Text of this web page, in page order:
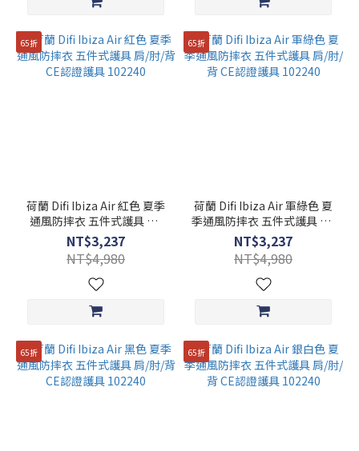
65折
荷蘭 Difi Ibiza Air 紅色 夏季
通風防摔衣 五件式護具 肩/
肘/背 CE認證護具 102240
NT$3,237
NT$4,980
65折
荷蘭 Difi Ibiza Air 軍綠色 夏
季通風防摔衣 五件式護具 肩/
肘/背 CE認證護具 102240
NT$3,237
NT$4,980
65折 65折